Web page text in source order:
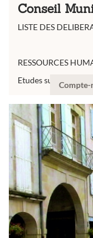
Conseil
LISTE DES
RESSOURCES
Etudes surveillées -
Compte-